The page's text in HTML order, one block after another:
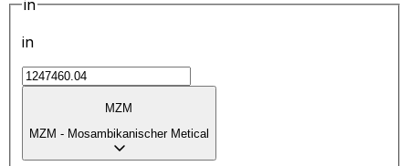
in
in
MZM
MZM - Mosambikanischer Metical